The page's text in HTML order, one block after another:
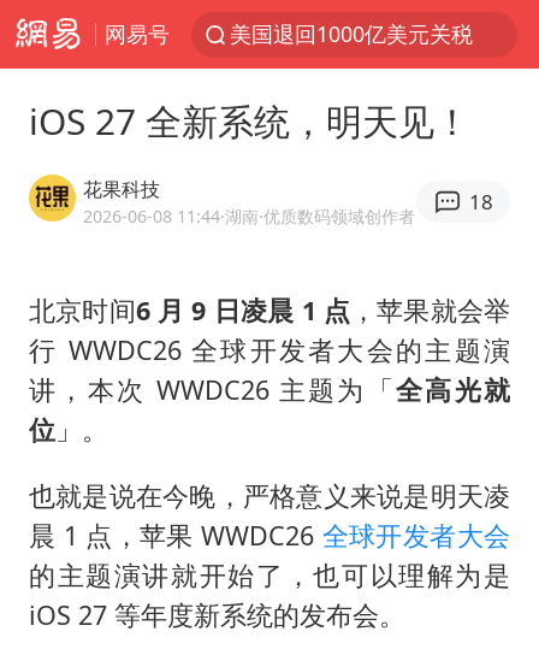
网易号
美国退回1000亿美元关税
河南试行周五下午弹性离岗
沙特否认与胡塞武装举行会谈
“银行午休1.5小时”留个窗口行不行
如何把百年大党建设得更加坚强有力
乘客脱鞋散发异味 司机提醒反被怼
日本籍女网红在韩直播时自杀身亡
香港殿堂级填词人黎彼得因病离世 终年76岁
弹药库存告急 美军补货难
iOS 27 全新系统，明天见！
花果科技
2026-06-08 11:44·湖南·优质数码领域创作者
18
北京时间6 月 9 日凌晨 1 点 ，苹果就会举
行 WWDC26 全球开发者大会的主题演
讲，本次 WWDC26 主题为「全高光就
位」。
也就是说在今晚，严格意义来说是明天凌
晨 1 点，苹果 WWDC26 全球开发者大会
的主题演讲就开始了，也可以理解为是
iOS 27 等年度新系统的发布会。